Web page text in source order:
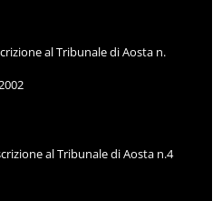
al Tribunale di Aosta n.
al Tribunale di Aosta n.4